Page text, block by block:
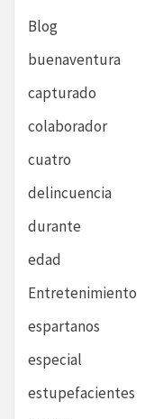
Blog
buenaventura
capturado
colaborador
cuatro
delincuencia
durante
edad
Entretenimiento
espartanos
especial
estupefacientes